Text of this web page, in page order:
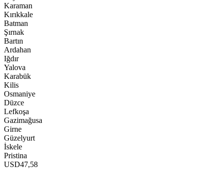
Karaman
Kırıkkale
Batman
Şırnak
Bartın
Ardahan
Iğdır
Yalova
Karabük
Kilis
Osmaniye
Düzce
Lefkoşa
Gazimağusa
Girne
Güzelyurt
İskele
Pristina
USD47,58